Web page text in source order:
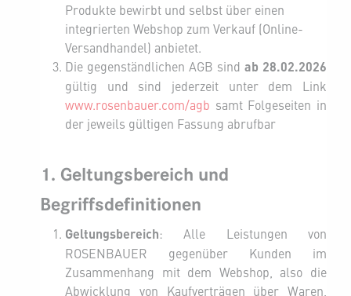
Produkte bewirbt und selbst über einen
integrierten Webshop zum Verkauf (Online-
Versandhandel) anbietet.
Die gegenständlichen AGB sind ab 28.02.2026
gültig und sind jederzeit unter dem Link
www.rosenbauer.com/agb samt Folgeseiten in
der jeweils gültigen Fassung abrufbar
1. Geltungsbereich und
Begriffsdefinitionen
Geltungsbereich: Alle Leistungen von
ROSENBAUER gegenüber Kunden im
Zusammenhang mit dem Webshop, also die
Abwicklung von Kaufverträgen über Waren,